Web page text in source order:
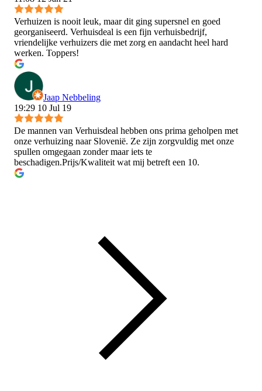
Verhuizen is nooit leuk, maar dit ging supersnel en goed
georganiseerd. Verhuisdeal is een fijn verhuisbedrijf,
vriendelijke verhuizers die met zorg en aandacht heel hard
werken. Toppers!
Jaap Nebbeling
19:29 10 Jul 19
De mannen van Verhuisdeal hebben ons prima geholpen met
onze verhuizing naar Slovenië. Ze zijn zorgvuldig met onze
spullen omgegaan zonder maar iets te
beschadigen.Prijs/Kwaliteit wat mij betreft een 10.